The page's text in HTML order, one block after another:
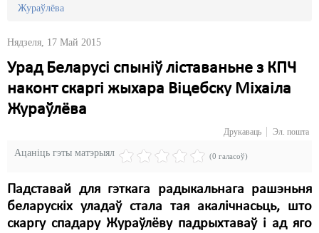
Жураўлёва
Нядзеля, 17 Май 2015
Урад Беларусі спыніў ліставаньне з КПЧ
наконт скаргі жыхара Віцебску Міхаіла
Жураўлёва
Друкаваць Эл. пошта
Ацаніць гэты матэрыял (0 галасоў)
Падставай для гэткага радыкальнага рашэньня
беларускіх уладаў стала тая акалічнасьць, што
скаргу спадару Жураўлёву падрыхтаваў і ад яго
Акцыі
Выбары
Грамадзянскія ініцыятывы
Дзяржава
Дыскрымінацыя
Карная псыхіятрыя
Відэа
Пра нас
RSS